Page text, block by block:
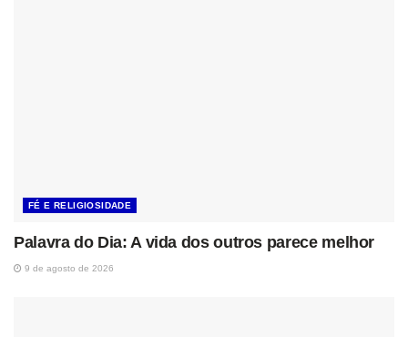
FÉ E RELIGIOSIDADE
Palavra do Dia: A vida dos outros parece melhor
9 de agosto de 2026